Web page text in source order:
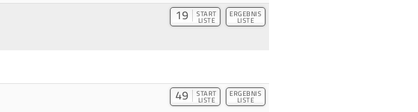
19 START
LISTE
ERGEBNIS
LISTE
49 START
LISTE
ERGEBNIS
LISTE